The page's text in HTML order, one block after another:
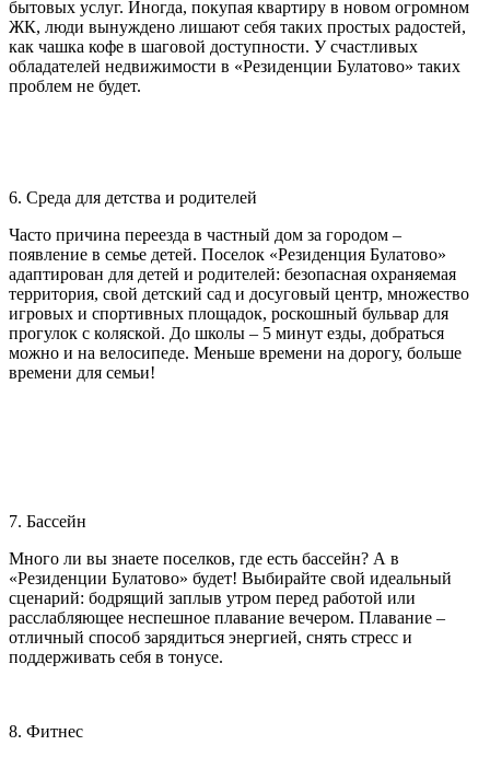
бытовых услуг. Иногда, покупая квартиру в новом огромном
ЖК, люди вынуждено лишают себя таких простых радостей,
как чашка кофе в шаговой доступности. У счастливых
обладателей недвижимости в «Резиденции Булатово» таких
проблем не будет.
6. Среда для детства и родителей
Часто причина переезда в частный дом за городом –
появление в семье детей. Поселок «Резиденция Булатово»
адаптирован для детей и родителей: безопасная охраняемая
территория, свой детский сад и досуговый центр, множество
игровых и спортивных площадок, роскошный бульвар для
прогулок с коляской. До школы – 5 минут езды, добраться
можно и на велосипеде. Меньше времени на дорогу, больше
времени для семьи!
7. Бассейн
Много ли вы знаете поселков, где есть бассейн? А в
«Резиденции Булатово» будет! Выбирайте свой идеальный
сценарий: бодрящий заплыв утром перед работой или
расслабляющее неспешное плавание вечером. Плавание –
отличный способ зарядиться энергией, снять стресс и
поддерживать себя в тонусе.
8. Фитнес